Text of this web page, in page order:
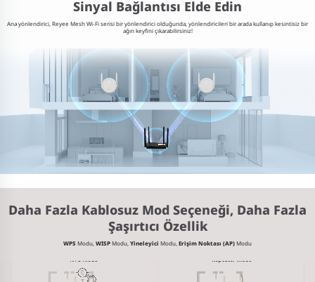
Sinyal Bağlantısı Elde Edin
Ana yönlendirici, Reyee Mesh Wi-Fi serisi bir yönlendirici olduğunda, yönlendiricileri bir arada kullanıp kesintisiz bir
ağın keyfini çıkarabilirsiniz!
Daha Fazla Kablosuz Mod Seçeneği, Daha Fazla
Şaşırtıcı Özellik
WPSModu,WISPModu,Yineleyici Modu,Erişim Noktası (AP)Modu